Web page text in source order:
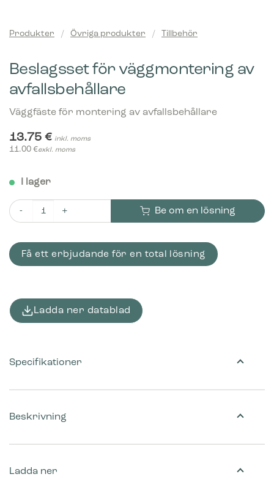
Produkter / Övriga produkter / Tillbehör
Beslagsset för väggmontering av
avfallsbehållare
Väggfäste för montering av avfallsbehållare
13.75 € inkl. moms
11.00 €exkl. moms
I lager
Beslagsset för väggmontering av avfallsbehållare mängd
Be om en lösning
Få ett erbjudande för en total lösning
Ladda ner datablad
Beskrivning
Ladda ner
Specifikationer